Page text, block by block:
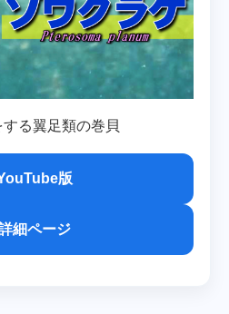
る翼足類の巻貝
版
細ページ